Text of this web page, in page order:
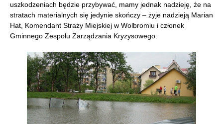
uszkodzeniach będzie przybywać, mamy jednak nadzieję, że na
stratach materialnych się jedynie skończy – żyje nadzieją Marian
Hat, Komendant Straży Miejskiej w Wolbromiu i członek
Gminnego Zespołu Zarządzania Kryzysowego.